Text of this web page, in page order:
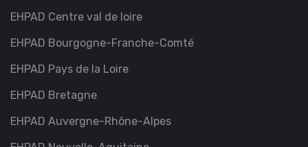
EHPAD Centre val de loire
EHPAD Bourgogne-Franche-Comté
EHPAD Pays de la Loire
EHPAD Bretagne
EHPAD Auvergne-Rhône-Alpes